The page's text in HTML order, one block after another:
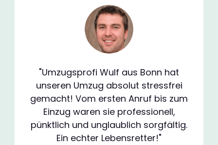
"Umzugsprofi Wulf aus Bonn hat
unseren Umzug absolut stressfrei
gemacht! Vom ersten Anruf bis zum
Einzug waren sie professionell,
pünktlich und unglaublich sorgfältig.
Ein echter Lebensretter!"